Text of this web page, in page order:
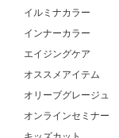
イルミナカラー
インナーカラー
エイジングケア
オススメアイテム
オリーブグレージュ
オンラインセミナー